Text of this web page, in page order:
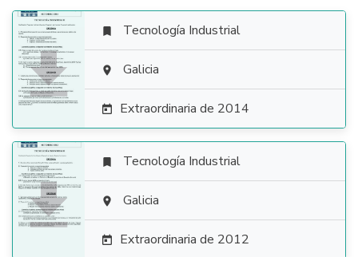

 Tecnología Industrial
 Galicia
 Extraordinaria de 2014

 Tecnología Industrial
 Galicia
 Extraordinaria de 2012